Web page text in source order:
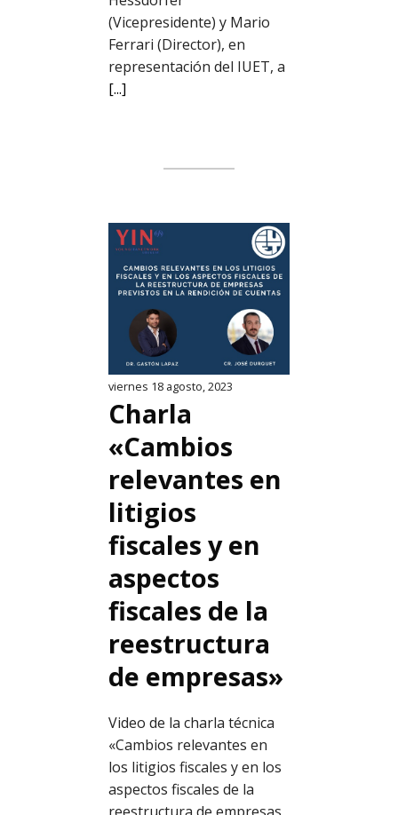
(Vicepresidente) y Mario
Ferrari (Director), en
representación del IUET, a
[...]
viernes 18 agosto, 2023
Charla
«Cambios
relevantes en
litigios
fiscales y en
aspectos
fiscales de la
reestructura
de empresas»
Video de la charla técnica
«Cambios relevantes en
los litigios fiscales y en los
aspectos fiscales de la